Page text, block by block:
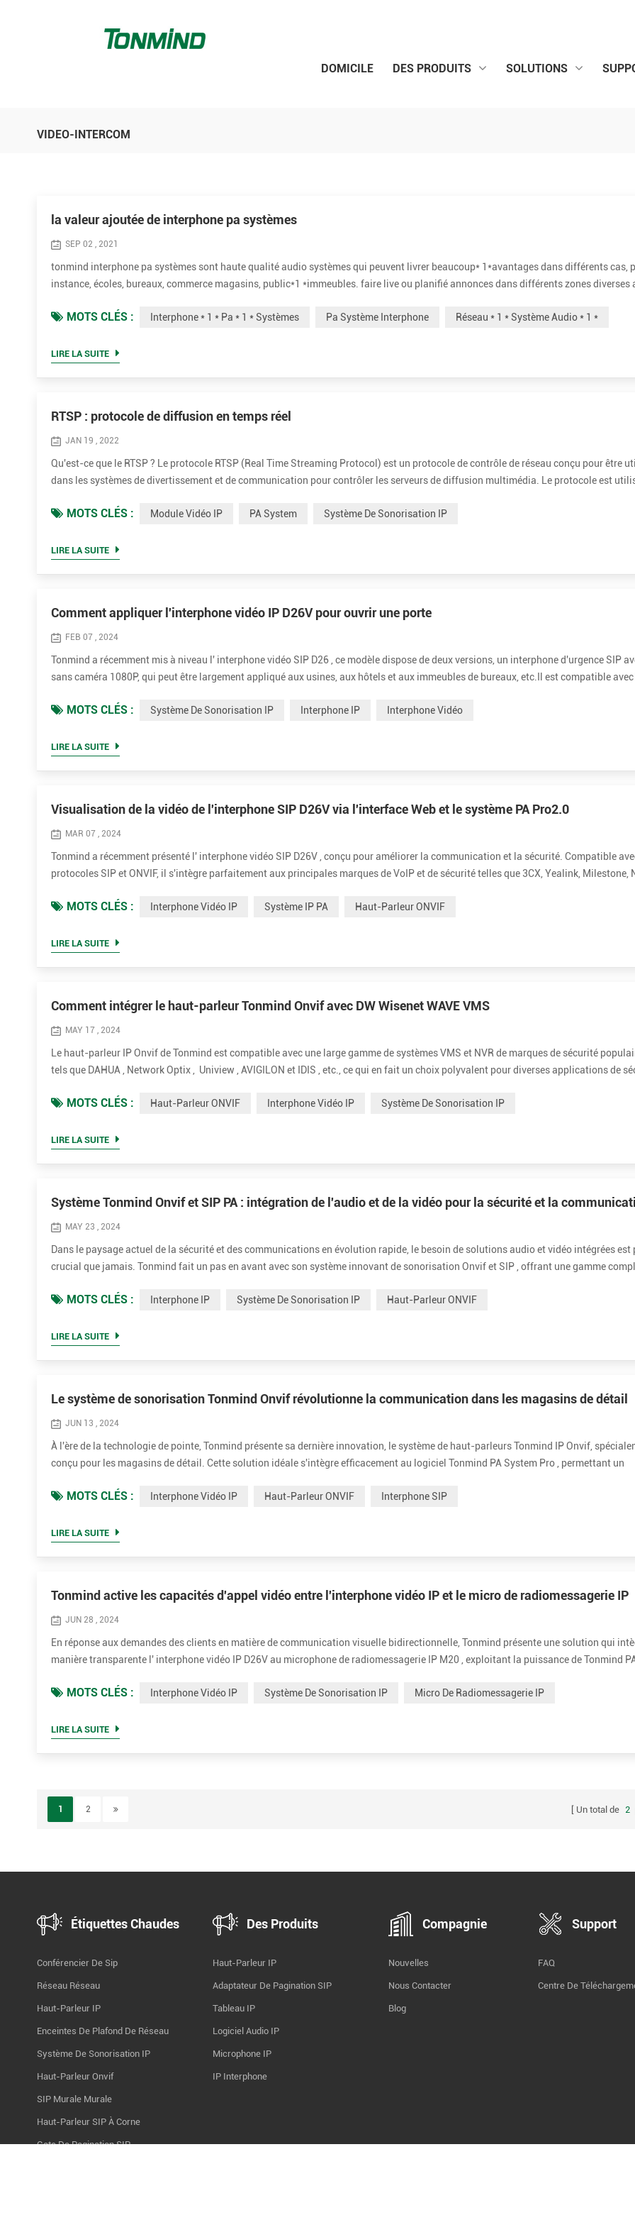
DOMICILE DES PRODUITS SOLUTIONS
VIDEO-INTERCOM
la valeur ajoutée de interphone pa systèmes
SEP 02 , 2021
tonmind interphone pa systèmes sont haute qualité audio systèmes qui peuvent livrer beaucoup* 1*avantages dans différents cas,
instance, écoles, bureaux, commerce magasins, public*1 *immeubles. faire live ou planifié annonces dans différents zones diverses
MOTS CLÉS : Interphone * 1 * Pa * 1 * Systèmes Pa Système Interphone Réseau * 1 * Système Audio * 1 *
LIRE LA SUITE
RTSP : protocole de diffusion en temps réel
JAN 19 , 2022
Qu'est-ce que le RTSP ? Le protocole RTSP (Real Time Streaming Protocol) est un protocole de contrôle de réseau conçu pour être
dans les systèmes de divertissement et de communication pour contrôler les serveurs de diffusion multimédia. Le protocole est
MOTS CLÉS : Module Vidéo IP PA System Système De Sonorisation IP
LIRE LA SUITE
Comment appliquer l'interphone vidéo IP D26V pour ouvrir une porte
FEB 07 , 2024
Tonmind a récemment mis à niveau l' interphone vidéo SIP D26 , ce modèle dispose de deux versions, un interphone d'urgence SIP
sans caméra 1080P, qui peut être largement appliqué aux usines, aux hôtels et aux immeubles de bureaux, etc.Il est compatible
MOTS CLÉS : Système De Sonorisation IP Interphone IP Interphone Vidéo
LIRE LA SUITE
Visualisation de la vidéo de l'interphone SIP D26V via l'interface Web et le système PA Pro2.0
MAR 07 , 2024
Tonmind a récemment présenté l' interphone vidéo SIP D26V , conçu pour améliorer la communication et la sécurité. Compatible
protocoles SIP et ONVIF, il s'intègre parfaitement aux principales marques de VoIP et de sécurité telles que 3CX, Yealink, Milestone,
MOTS CLÉS : Interphone Vidéo IP Système IP PA Haut-Parleur ONVIF
LIRE LA SUITE
Comment intégrer le haut-parleur Tonmind Onvif avec DW Wisenet WAVE VMS
MAY 17 , 2024
Le haut-parleur IP Onvif de Tonmind est compatible avec une large gamme de systèmes VMS et NVR de marques de sécurité
tels que DAHUA , Network Optix , Uniview , AVIGILON et IDIS , etc., ce qui en fait un choix polyvalent pour diverses applications de
MOTS CLÉS : Haut-Parleur ONVIF Interphone Vidéo IP Système De Sonorisation IP
LIRE LA SUITE
Système Tonmind Onvif et SIP PA : intégration de l'audio et de la vidéo pour la sécurité et la
MAY 23 , 2024
Dans le paysage actuel de la sécurité et des communications en évolution rapide, le besoin de solutions audio et vidéo intégrées est
crucial que jamais. Tonmind fait un pas en avant avec son système innovant de sonorisation Onvif et SIP , offrant une gamme
MOTS CLÉS : Interphone IP Système De Sonorisation IP Haut-Parleur ONVIF
LIRE LA SUITE
Le système de sonorisation Tonmind Onvif révolutionne la communication dans les magasins de détail
JUN 13 , 2024
À l'ère de la technologie de pointe, Tonmind présente sa dernière innovation, le système de haut-parleurs Tonmind IP Onvif,
conçu pour les magasins de détail. Cette solution idéale s'intègre efficacement au logiciel Tonmind PA System Pro , permettant un
commun...
MOTS CLÉS : Interphone Vidéo IP Haut-Parleur ONVIF Interphone SIP
LIRE LA SUITE
Tonmind active les capacités d'appel vidéo entre l'interphone vidéo IP et le micro de radiomessagerie IP
JUN 28 , 2024
En réponse aux demandes des clients en matière de communication visuelle bidirectionnelle, Tonmind présente une solution qui
manière transparente l' interphone vidéo IP D26V au microphone de radiomessagerie IP M20 , exploitant la puissance de Tonmind
MOTS CLÉS : Interphone Vidéo IP Système De Sonorisation IP Micro De Radiomessagerie IP
LIRE LA SUITE
1 2 Un total de 2
Étiquettes Chaudes
Conférencier De Sip
Réseau Réseau
Haut-Parleur IP
Enceintes De Plafond De Réseau
Système De Sonorisation IP
Haut-Parleur Onvif
SIP Murale Murale
Haut-Parleur SIP À Corne
Gate De Pagination SIP
Des Produits
Haut-Parleur IP
Adaptateur De Pagination SIP
Tableau IP
Logiciel Audio IP
Microphone IP
IP Interphone
Compagnie
Nouvelles
Nous Contacter
Blog
Support
FAQ
Centre De